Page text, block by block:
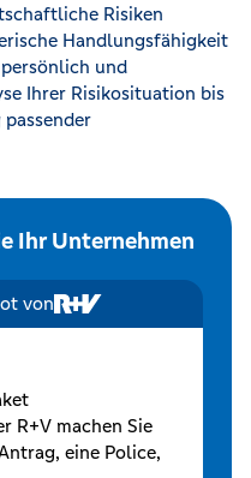
Risiken
Handlungsfähigkeit
und
Ihrer Risikosituation bis
Ihr Unternehmen
von
R+V machen Sie
eine Police,